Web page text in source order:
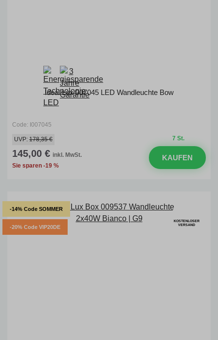
Ideal Lux 007045 LED Wandleuchte Bow
Code: I007045
7 St.
UVP: 178,35 €
145,00 € inkl. MwSt.
Sie sparen -19 %
KAUFEN
-14% Code SOMMER
-20% Code VIP20DE
KOSTENLOSER
VERSAND